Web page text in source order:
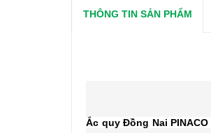
THÔNG TIN SẢN PHẨM
Ắc quy Đồng Nai PINACO